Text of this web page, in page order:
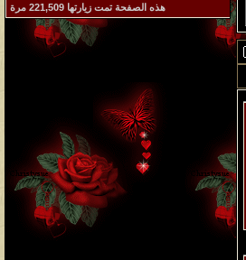
آخر رد:الميآسية
هذه الصفحة تمت زيارتها 221,509 مرة